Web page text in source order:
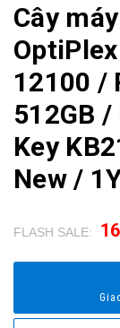
Cây
12100 /
512GB /
Key
New /
FLASH SALE: